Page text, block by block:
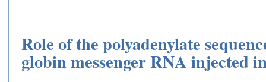
Role of the polyadenylate
globin messenger RNA injected